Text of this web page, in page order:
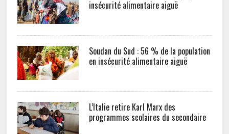
insécurité alimentaire aiguë
Soudan du Sud : 56 % de la population
en insécurité alimentaire aiguë
L’Italie retire Karl Marx des
programmes scolaires du secondaire